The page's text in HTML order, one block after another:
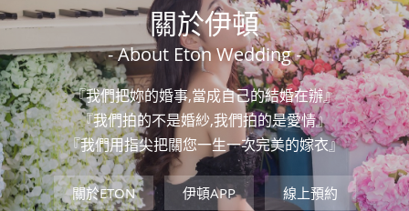
關於伊頓
- About Eton Wedding -
『我們把妳的婚事,當成自己的結婚在辦』
『我們拍的不是婚紗,我們拍的是愛情』
『我們用指尖把關您一生一次完美的嫁衣』
關於ETON 伊頓APP 線上預約